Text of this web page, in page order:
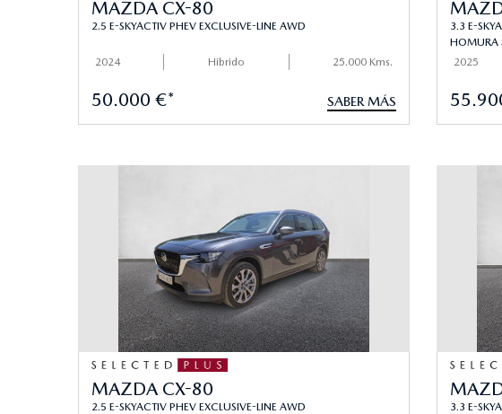
MAZDA CX-80
2.5 E-SKYACTIV PHEV EXCLUSIVE-LINE AWD
2024 Hibrido 25.000 Kms.
50.000 €* SABER MÁS
3.3 E-
HOMURA
2025
MAZDA CX-80
2.5 E-SKYACTIV PHEV EXCLUSIVE-LINE AWD
3.3 E-